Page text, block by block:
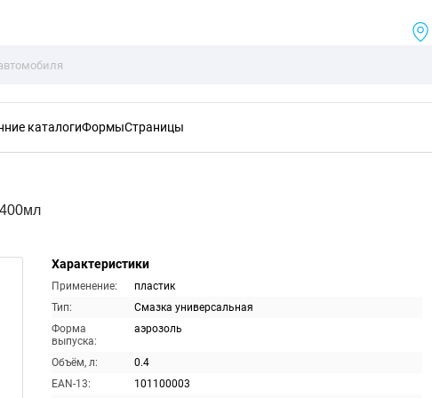
каталогиФормыСтраницы
Характеристики
Применение:
пластик
Тип:
Смазка универсальная
Форма
выпуска:
аэрозоль
Объём, л:
0.4
EAN-13:
101100003